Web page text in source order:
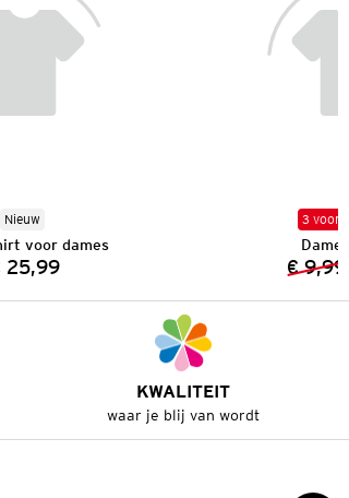
Nieuw
voor dames
Prijs:
25,99
3 voor
€ 9,99
KWALITEIT
waar je blij van wordt